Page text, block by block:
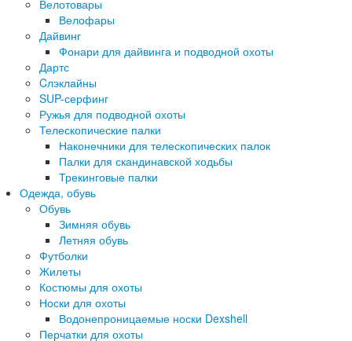
Велотовары
Велофары
Дайвинг
Фонари для дайвинга и подводной охоты
Дартс
Cлэклайны
SUP-серфинг
Ружья для подводной охоты
Телескопические палки
Наконечники для телескопических палок
Палки для скандинавской ходьбы
Трекинговые палки
Одежда, обувь
Обувь
Зимняя обувь
Летняя обувь
Футболки
Жилеты
Костюмы для охоты
Носки для охоты
Водонепроницаемые носки Dexshell
Перчатки для охоты